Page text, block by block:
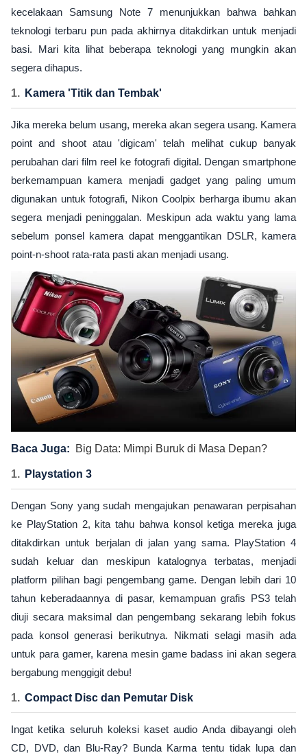
kecelakaan Samsung Note 7 menunjukkan bahwa bahkan
teknologi terbaru pun pada akhirnya ditakdirkan untuk menjadi
basi. Mari kita lihat beberapa teknologi yang mungkin akan
segera dihapus.
Kamera 'Titik dan Tembak'
Jika mereka belum usang, mereka akan segera usang. Kamera
point and shoot atau 'digicam' telah melihat cukup banyak
perubahan dari film reel ke fotografi digital. Dengan smartphone
berkemampuan kamera menjadi gadget yang paling umum
digunakan untuk fotografi, Nikon Coolpix berharga ibumu akan
segera menjadi peninggalan. Meskipun ada waktu yang lama
sebelum ponsel kamera dapat menggantikan DSLR, kamera
point-n-shoot rata-rata pasti akan menjadi usang.
Baca Juga: Big Data: Mimpi Buruk di Masa Depan?
Playstation 3
Dengan Sony yang sudah mengajukan penawaran perpisahan
ke PlayStation 2, kita tahu bahwa konsol ketiga mereka juga
ditakdirkan untuk berjalan di jalan yang sama. PlayStation 4
sudah keluar dan meskipun katalognya terbatas, menjadi
platform pilihan bagi pengembang game. Dengan lebih dari 10
tahun keberadaannya di pasar, kemampuan grafis PS3 telah
diuji secara maksimal dan pengembang sekarang lebih fokus
pada konsol generasi berikutnya. Nikmati selagi masih ada
untuk para gamer, karena mesin game badass ini akan segera
bergabung menggigit debu!
Compact Disc dan Pemutar Disk
Ingat ketika seluruh koleksi kaset audio Anda dibayangi oleh
CD, DVD, dan Blu-Ray? Bunda Karma tentu tidak lupa dan